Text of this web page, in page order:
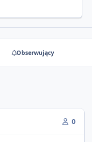
Obserwujący
0